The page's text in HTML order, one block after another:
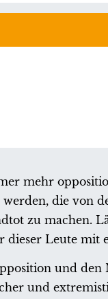
mehr
die von
zu machen.
dieser Leute mit
und
und